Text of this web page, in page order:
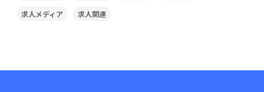
求人メディア 求人関連